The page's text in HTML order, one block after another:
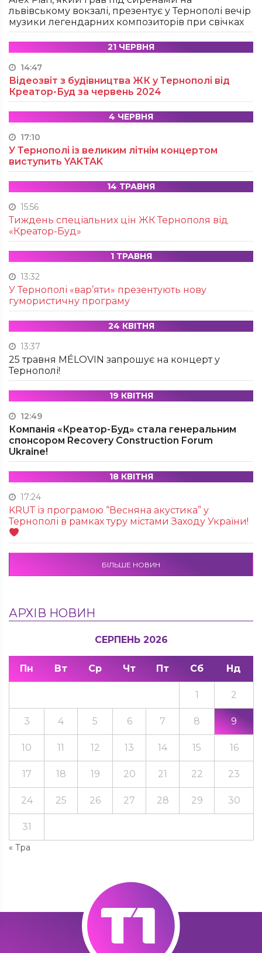
львівському вокзалі, презентує у Тернополі вечір
музики легендарних композиторів при свічках
21 ЧЕРВНЯ
14:47
Відеозвіт з будівництва ЖК у Тернополі від
Креатор-Буд за червень 2024
4 ЧЕРВНЯ
17:10
У Тернополі із великим літнім концертом
виступить YAKTAK
14 ТРАВНЯ
15:56
Тиждень спеціальних цін ЖК Тернополя від
«Креатор-Буд»
1 ТРАВНЯ
13:32
У Тернополі «вар’яти» презентують нову
гумористичну програму
24 КВІТНЯ
13:37
25 травня MÉLOVIN запрошує на концерт у
Тернополі!
19 КВІТНЯ
12:49
Компанія «Креатор-Буд» стала генеральним
спонсором Recovery Construction Forum
Ukraine!
18 КВІТНЯ
17:24
KRUТ із програмою “Весняна акустика” у
Тернополі в рамках туру містами Заходу України!
БІЛЬШЕ НОВИН
АРХІВ НОВИН
СЕРПЕНЬ 2026
Пн Вт Ср Чт Пт Сб Нд
« Тра
1 2
3 4 5 6 7 8 9
10 11 12 13 14 15 16
17 18 19 20 21 22 23
24 25 26 27 28 29 30
31